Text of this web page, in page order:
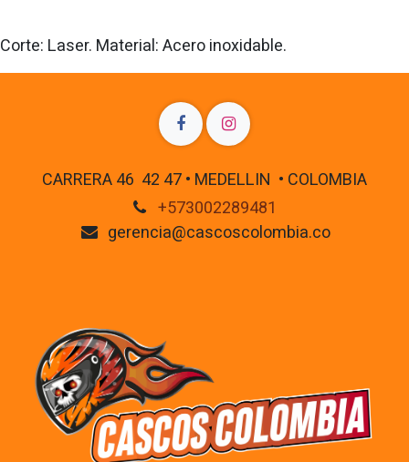
Corte: Laser. Material: Acero inoxidable.
CARRERA 46 42 47 • MEDELLIN • COLOMBIA
+573002289481
gerencia@cascoscolombia.co